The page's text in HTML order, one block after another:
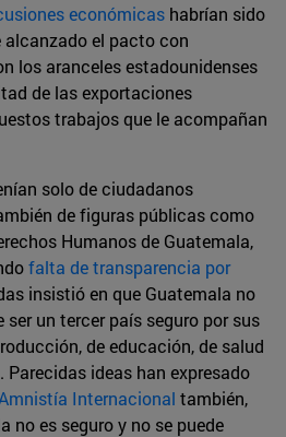
económicas habrían sido
alcanzado el pacto con
los aranceles estadounidenses
de las exportaciones
trabajos que le acompañan
solo de ciudadanos
de figuras públicas como
Humanos de Guatemala,
falta de transparencia por
insistió en que Guatemala no
un tercer país seguro por sus
de educación, de salud
Parecidas ideas han expresado
Internacional también,
no es seguro y no se puede